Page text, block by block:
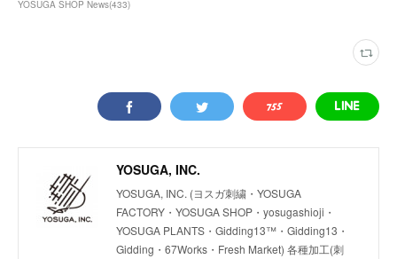
YOSUGA SHOP News(433)
YOSUGA, INC.
YOSUGA, INC. (ヨスガ刺繍・YOSUGA
FACTORY・YOSUGA SHOP・yosugashioji・
YOSUGA PLANTS・Gidding13™・Gidding13・
Gidding・67Works・Fresh Market) 各種加工(刺